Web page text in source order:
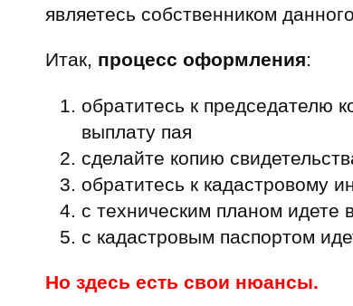
являетесь собственником
Итак, процесс оформления:
обратитесь к председателю
выплату пая
сделайте копию
обратитесь к кадастровому
с техническим планом идете
с кадастровым паспортом
Но здесь есть свои нюансы.